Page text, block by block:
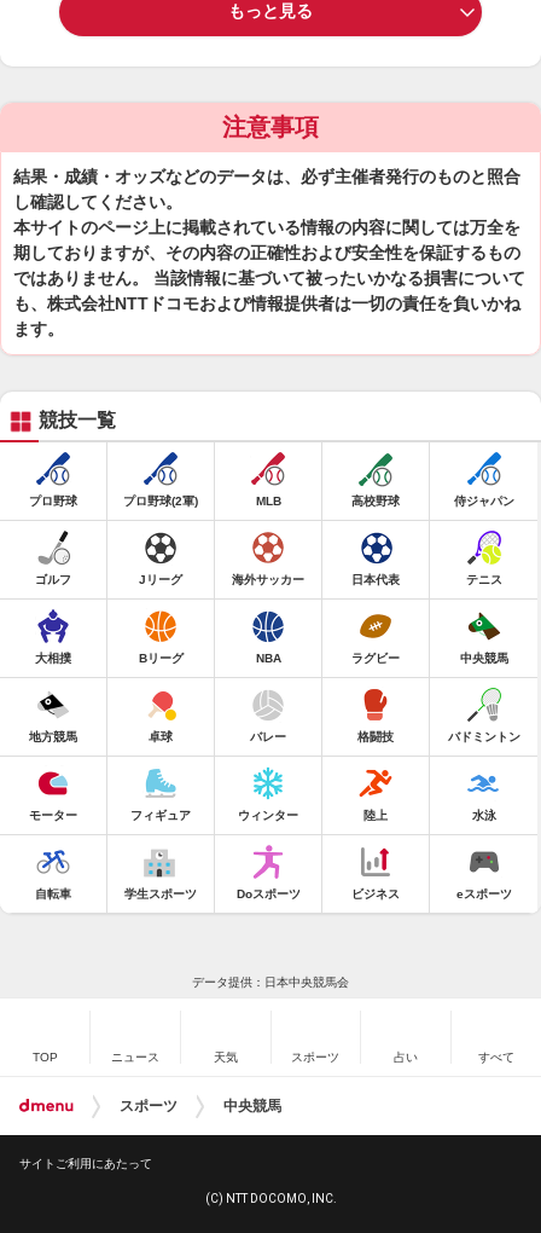
もっと見る
注意事項
結果・成績・オッズなどのデータは、必ず主催者発行のものと照合
し確認してください。
本サイトのページ上に掲載されている情報の内容に関しては万全を
期しておりますが、その内容の正確性および安全性を保証するもの
ではありません。 当該情報に基づいて被ったいかなる損害について
も、株式会社NTTドコモおよび情報提供者は一切の責任を負いかね
ます。
競技一覧
プロ野球 プロ野球(2軍) MLB 高校野球 侍ジャパン
ゴルフ Jリーグ 海外サッカー 日本代表 テニス
大相撲 Bリーグ NBA ラグビー 中央競馬
地方競馬 卓球 バレー 格闘技 バドミントン
モーター フィギュア ウィンター 陸上 水泳
自転車 学生スポーツ Doスポーツ ビジネス eスポーツ
データ提供：日本中央競馬会
TOP ニュース 天気 スポーツ 占い すべて
スポーツ 中央競馬
サイトご利用にあたって
(C) NTT DOCOMO, INC.